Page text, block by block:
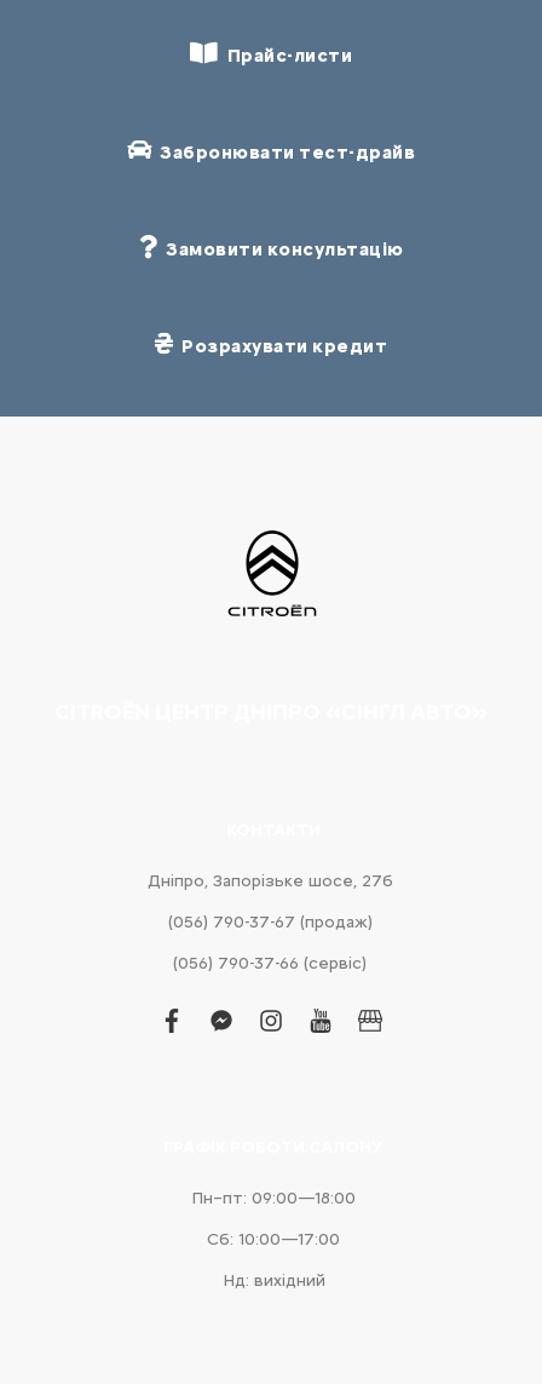
Прайс-листи
Забронювати тест-драйв
Замовити консультацію
Розрахувати кредит
Дніпро, Запорізьке шосе, 27б
(056) 790-37-67 (продаж)
(056) 790-37-66 (сервіс)
facebook
facebook-
instagram
youtubebusiness
Пн–пт: 09:00—18:00
Сб: 10:00—17:00
Нд: вихідний